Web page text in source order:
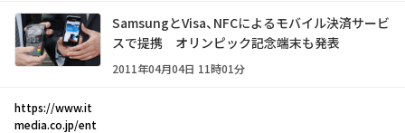
SamsungとVisa、NFCによるモバイル決済サービ
スで提携 オリンピック記念端末も発表
2011年04月04日 11時01分
https://www.it
media.co.jp/ent